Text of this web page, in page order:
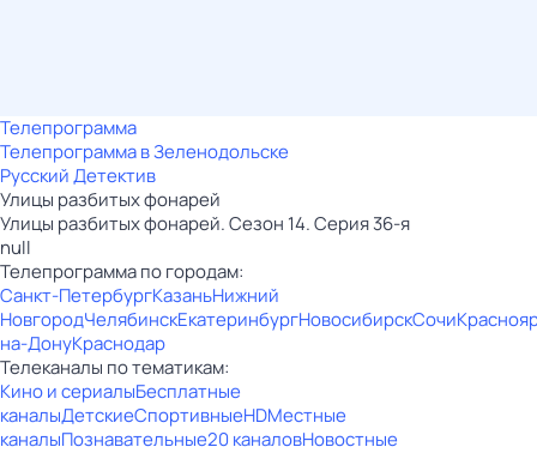
Телепрограмма
Телепрограмма в Зеленодольске
Русский Детектив
Улицы разбитых фонарей
Улицы разбитых фонарей. Сезон 14. Серия 36-я
null
Телепрограмма по городам:
Санкт-ПетербургКазаньНижний
НовгородЧелябинскЕкатеринбургНовосибирскСочи
на-ДонуКраснодар
Телеканалы по тематикам:
Кино и сериалыБесплатные
каналыДетскиеСпортивныеHDМестные
каналыПознавательные20 каналовНовостные